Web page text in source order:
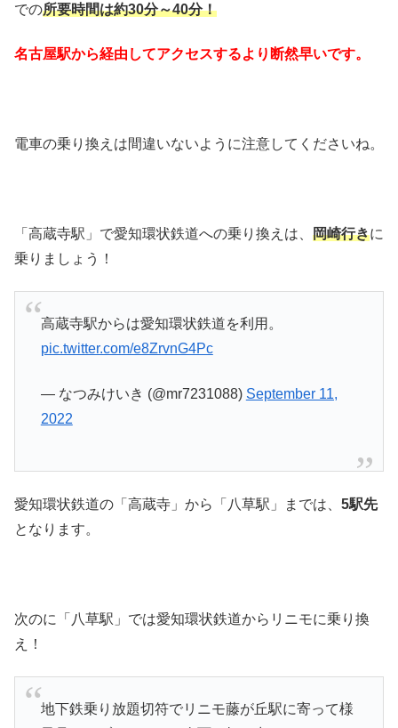
での所要時間は約30分～40分！
名古屋駅から経由してアクセスするより断然早いです。
電車の乗り換えは間違いないように注意してくださいね。
「高蔵寺駅」で愛知環状鉄道への乗り換えは、 岡崎行きに
乗りましょう！
高蔵寺駅からは愛知環状鉄道を利用。
pic.twitter.com/e8ZrvnG4Pc
— なつみけいき (@mr7231088) September 11,
2022
愛知環状鉄道の「高蔵寺」から「八草駅」までは、 5駅先
となります。
次のに「八草駅」では愛知環状鉄道からリニモに乗り換
え！
地下鉄乗り放題切符でリニモ藤が丘駅に寄って様